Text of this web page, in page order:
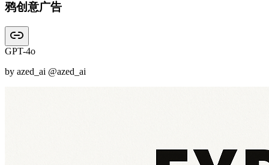
鸦创意广告
GPT-4o
by azed_ai @azed_ai